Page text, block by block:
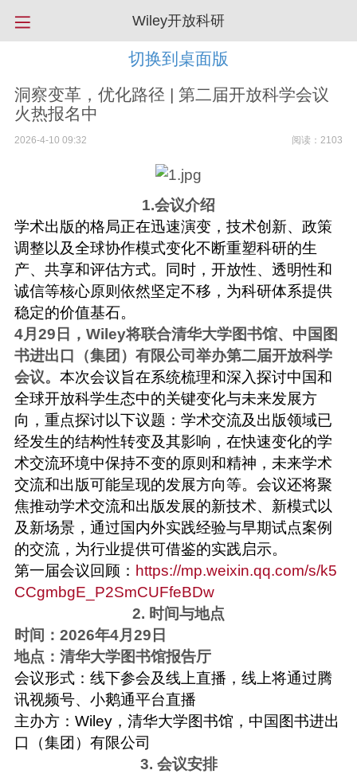
Wiley开放科研
切换到桌面版
洞察变革，优化路径 | 第二届开放科学会议
火热报名中
2026-4-10 09:32 阅读：2103
1.会议介绍
学术出版的格局正在迅速演变，技术创新、政策
调整以及全球协作模式变化不断重塑科研的生
产、共享和评估方式。同时，开放性、透明性和
诚信等核心原则依然坚定不移，为科研体系提供
稳定的价值基石。
4月29日，Wiley将联合清华大学图书馆、中国图
书进出口（集团）有限公司举办第二届开放科学
会议。 本次会议旨在系统梳理和深入探讨中国和
全球开放科学生态中的关键变化与未来发展方
向，重点探讨以下议题：学术交流及出版领域已
经发生的结构性转变及其影响，在快速变化的学
术交流环境中保持不变的原则和精神，未来学术
交流和出版可能呈现的发展方向等。会议还将聚
焦推动学术交流和出版发展的新技术、新模式以
及新场景，通过国内外实践经验与早期试点案例
的交流，为行业提供可借鉴的实践启示。
第一届会议回顾： https://mp.weixin.qq.com/s/k5
CCgmbgE_P2SmCUFfeBDw
2. 时间与地点
时间：2026年4月29日
地点：清华大学图书馆报告厅
会议形式：线下参会及线上直播，线上将通过腾
讯视频号、小鹅通平台直播
主办方：Wiley，清华大学图书馆，中国图书进出
口（集团）有限公司
3. 会议安排